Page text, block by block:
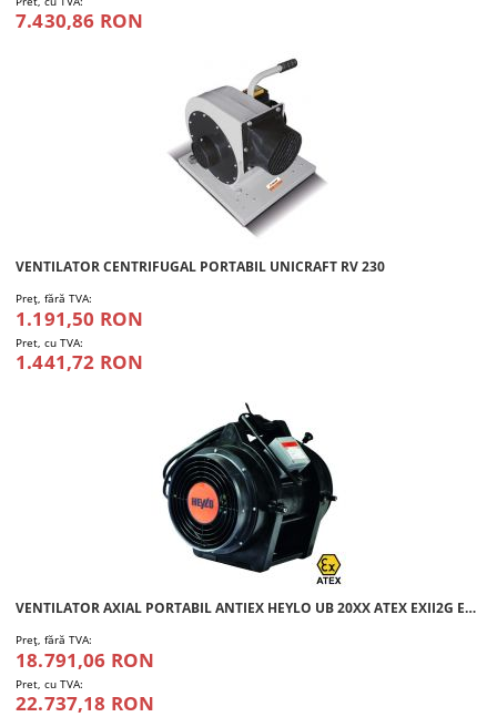
7.430,86 RON
VENTILATOR CENTRIFUGAL PORTABIL UNICRAFT RV 230
Preţ, fără TVA:
1.191,50 RON
Pret, cu TVA:
1.441,72 RON
VENTILATOR AXIAL PORTABIL ANTIEX HEYLO UB 20XX ATEX EXII2G EX-DB IIBT6 GB
Preţ, fără TVA:
18.791,06 RON
Pret, cu TVA:
22.737,18 RON